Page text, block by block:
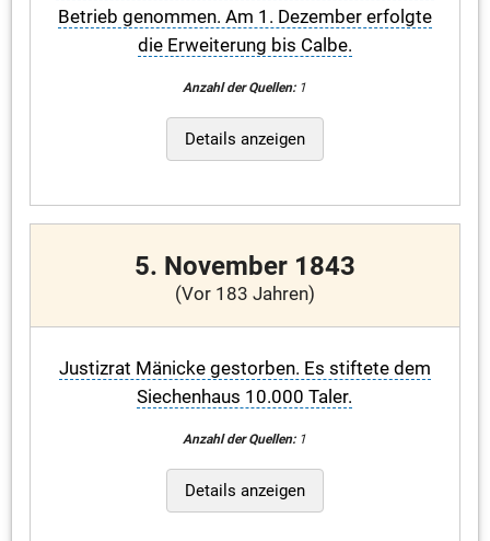
Betrieb genommen. Am 1. Dezember erfolgte
die Erweiterung bis Calbe.
Anzahl der Quellen:1
Details anzeigen
5. November 1843
(Vor 183 Jahren)
Justizrat Mänicke gestorben. Es stiftete dem
Siechenhaus 10.000 Taler.
Anzahl der Quellen:1
Details anzeigen